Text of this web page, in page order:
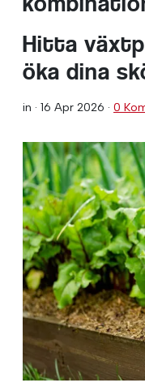
Hitta
öka dina
in · 16 Apr 2026 · 0